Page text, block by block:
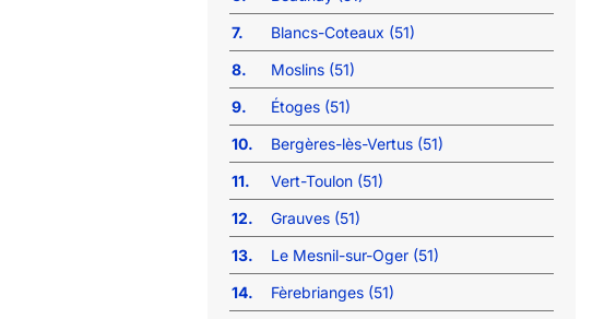
7.
Blancs-Coteaux (51)
8.
Moslins (51)
9.
Étoges (51)
10.
Bergères-lès-Vertus (51)
11.
Vert-Toulon (51)
12.
Grauves (51)
13.
Le Mesnil-sur-Oger (51)
14.
Fèrebrianges (51)